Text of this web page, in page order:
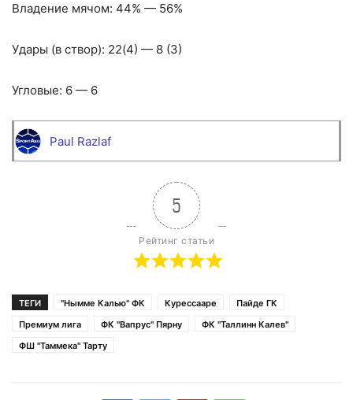
Владение мячом: 44% — 56%
Удары (в створ): 22(4) — 8 (3)
Угловые: 6 — 6
Paul Razlaf
5
Рейтинг статьи
ТЕГИ "Нымме Калью" ФК Курессааре
Пайде ГК
Премиум лига
ФК "Вапрус" Пярну
ФК "Таллинн Калев"
ФШ "Таммека" Тарту